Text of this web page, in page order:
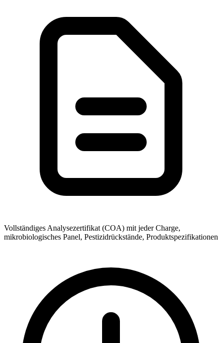
Vollständiges Analysezertifikat (COA) mit jeder Charge,
mikrobiologisches Panel, Pestizidrückstände, Produktspezifikationen